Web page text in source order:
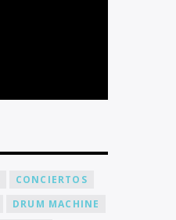
CONCIERTOS
DRUM MACHINE